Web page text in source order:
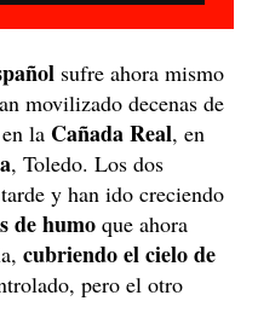
sufre ahora mismo
movilizado decenas de
la Cañada Real, en
, Toledo. Los dos
y han ido creciendo
de humo que ahora
cubriendo el cielo de
pero el otro